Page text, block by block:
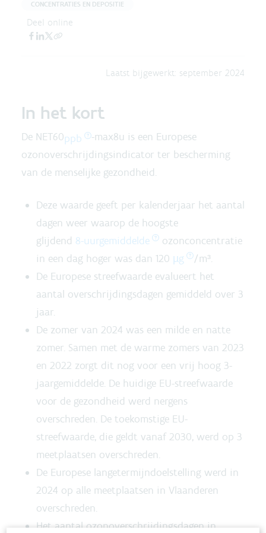
CONCENTRATIES EN DEPOSITIE
Deel online
Laatst bijgewerkt: september 2024
In het kort
De NET60ppb
-max8u is een Europese
ozonoverschrijdingsindicator ter bescherming
van de menselijke gezondheid.
Deze waarde geeft per kalenderjaar het aantal
dagen weer waarop de hoogste
glijdend 8-uurgemiddelde
ozonconcentratie
in een dag hoger was dan 120 µg
/m³.
De Europese streefwaarde evalueert het
aantal overschrijdingsdagen gemiddeld over 3
jaar.
De zomer van 2024 was een milde en natte
zomer. Samen met de warme zomers van 2023
en 2022 zorgt dit nog voor een vrij hoog 3-
jaargemiddelde. De huidige EU-streefwaarde
voor de gezondheid werd nergens
overschreden. De toekomstige EU-
streefwaarde, die geldt vanaf 2030, werd op 3
meetplaatsen overschreden.
De Europese langetermijndoelstelling werd in
2024 op alle meetplaatsen in Vlaanderen
overschreden.
Het aantal ozonoverschrijdingsdagen in